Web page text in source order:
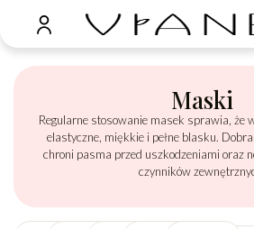
Maski
Regularne stosowanie masek sprawia, że
elastyczne, miękkie i pełne blasku.
chroni pasma przed uszkodzeniami oraz
czynników